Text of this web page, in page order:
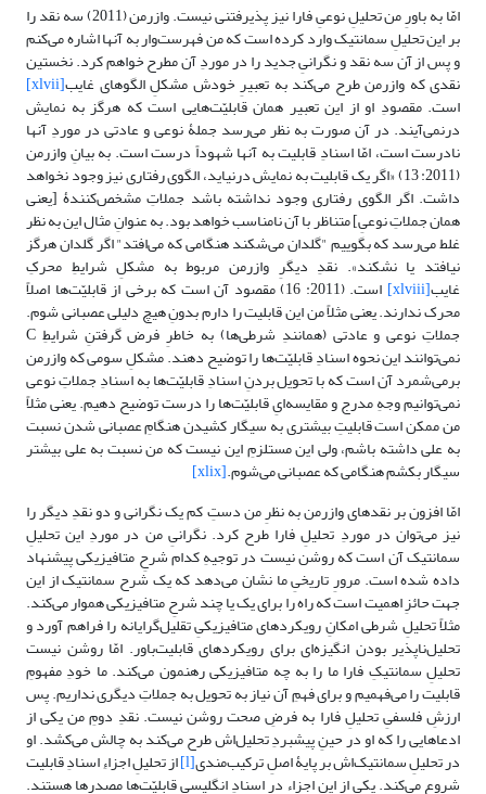
امّا به باورِ من تحلیلِ نوعیِ فارا نیز پذیرفتنی نیست. وازرمن (2011) سه نقد را
بر این تحلیلِ سمانتیک وارد کرده است که من فهرست‌وار به آنها اشاره می‌کنم
و پس از آن سه نقد و نگرانیِ جدید را در موردِ آن مطرح خواهم کرد. نخستین
نقدی که وازرمن طرح می‌کند به تعبیرِ خودش مشکلِ الگوهای غایب[xlvii]
است. مقصودِ او از این تعبیر همان قابلیّت‌هایی است که هرگز به نمایش
درنمی‌آیند. در آن صورت به نظر می‌رسد جملۀ نوعی و عادتی در موردِ آنها
نادرست است، امّا اسنادِ قابلیت به آنها شهوداً درست است. به بیانِ وازرمن
(2011: 13) «اگر یک قابلیت به نمایش درنیاید، الگوی رفتاری نیز وجود نخواهد
داشت. اگر الگوی رفتاری وجود نداشته باشد جملاتِ مشخص‌کنندۀ [یعنی
همان جملاتِ نوعیِ] متناظر با آن نامناسب خواهد بود. به عنوانِ مثال این به نظر
غلط می‌رسد که بگوییم "گلدان می‌شکند هنگامی که می‌افتد" اگر گلدان هرگز
نیافتد یا نشکند». نقدِ دیگرِ وازرمن مربوط به مشکلِ شرایطِ محرکِ
غایب[xlviii] است. (2011: 16) مقصود آن است که برخی از قابلیّت‌ها اصلاً
محرک ندارند. یعنی مثلاً من این قابلیت را دارم بدونِ هیچ دلیلی عصبانی شوم.
جملاتِ نوعی و عادتی (همانندِ شرطی‌ها) به خاطرِ فرض گرفتنِ شرایطِ C
نمی‌توانند این نحوه اسنادِ قابلیّت‌ها را توضیح دهند. مشکلِ سومی که وازرمن
برمی‌شمرد آن است که با تحویل بردنِ اسنادِ قابلیّت‌ها به اسنادِ جملاتِ نوعی
نمی‌توانیم وجهِ مدرج و مقایسه‌ایِ قابلیّت‌ها را درست توضیح دهیم. یعنی مثلاً
من ممکن است قابلیتِ بیشتری به سیگار کشیدن هنگامِ عصبانی شدن نسبت
به علی داشته باشم، ولی این مستلزمِ این نیست که من نسبت به علی بیشتر
سیگار بکشم هنگامی که عصبانی می‌شوم.[xlix]
امّا افزون بر نقدهای وازرمن به نظرِ من دستِ کم یک نگرانی و دو نقدِ دیگر را
نیز می‌توان در موردِ تحلیلِ فارا طرح کرد. نگرانیِ من در موردِ این تحلیلِ
سمانتیک آن است که روشن نیست در توجیهِ کدام شرحِ متافیزیکی پیشنهاد
داده شده است. مرورِ تاریخیِ ما نشان می‌دهد که یک شرح سمانتیک از این
جهت حائزِ اهمیت است که راه را برای یک یا چند شرحِ متافیزیکی هموار می‌کند.
مثلاً تحلیلِ شرطی امکانِ رویکردهای متافیزیکیِ تقلیل‌گرایانه را فراهم آورد و
تحلیل‌ناپذیر بودن انگیزه‌ای برای رویکردهای قابلیت‌باور. امّا روشن نیست
تحلیلِ سمانتیکِ فارا ما را به چه متافیزیکی رهنمون می‌کند. ما خودِ مفهومِ
قابلیت را می‌فهمیم و برای فهمِ آن نیاز به تحویل به جملاتِ دیگری نداریم. پس
ارزشِ فلسفیِ تحلیلِ فارا به فرضِ صحت روشن نیست. نقدِ دومِ من یکی از
ادعاهایی را که او در حینِ پیشبردِ تحلیل‌اش طرح می‌کند به چالش می‌کشد. او
در تحلیلِ سمانتیک‌اش بر پایۀ اصلِ ترکیب‌مندی[l] از تحلیلِ اجزاءِ اسنادِ قابلیت
شروع می‌کند. یکی از این اجزاء در اسنادِ انگلیسیِ قابلیّت‌ها مصدرها هستند.